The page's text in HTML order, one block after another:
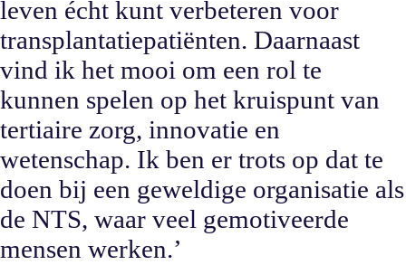
leven écht kunt verbeteren voor
transplantatiepatiënten. Daarnaast
vind ik het mooi om een rol te
kunnen spelen op het kruispunt van
tertiaire zorg, innovatie en
wetenschap. Ik ben er trots op dat te
doen bij een geweldige organisatie als
de NTS, waar veel gemotiveerde
mensen werken.’